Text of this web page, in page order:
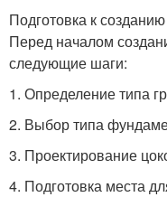
Подготовка к
Перед началом
следующие шаги:
1. Определение типа
2. Выбор типа
3. Проектирование
4. Подготовка места